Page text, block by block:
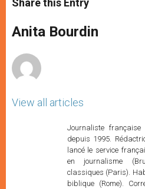
s
p
p
e
g
e
b
o
k
r
Share this Entry
Anita Bourdin
View all articles
Journaliste française
depuis 1995.
lancé le service
en journalisme
classiques (Paris).
biblique (Rome).